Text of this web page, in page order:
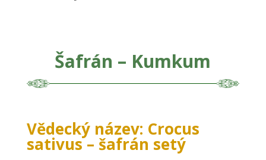
Šafrán – Kumkum
Vědecký název: Crocus
sativus – šafrán setý